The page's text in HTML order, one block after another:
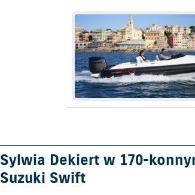
Sylwia Dekiert w 170-
Suzuki Swift